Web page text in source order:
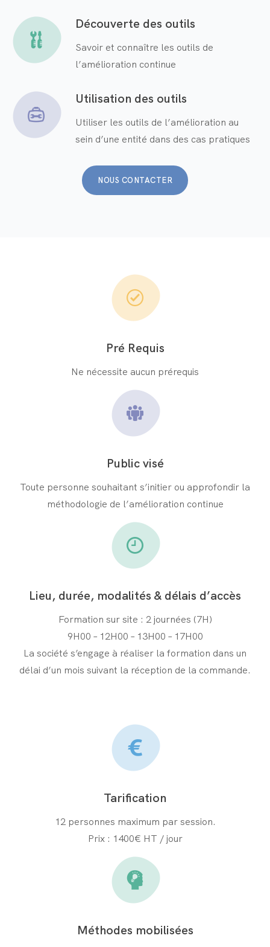
Découverte des outils
Savoir et connaître les outils de
l’amélioration continue
Utilisation des outils
Utiliser les outils de l’amélioration au
sein d’une entité dans des cas pratiques
NOUS CONTACTER
Pré Requis
Ne nécessite aucun prérequis
Public visé
Toute personne souhaitant s’initier ou approfondir la
méthodologie de l’amélioration continue
Lieu, durée, modalités & délais d’accès
Formation sur site : 2 journées (7H)
9H00 – 12H00 – 13H00 – 17H00
La société s’engage à réaliser la formation dans un
délai d’un mois suivant la réception de la commande.
Tarification
12personnes maximum par session.
Prix : 1400€ HT / jour
Méthodes mobilisées